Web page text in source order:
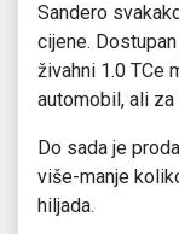
Sandero
cijene.
živahni 1.0 TCe
automobil, ali za
Do sada je
više-manje
hiljada.